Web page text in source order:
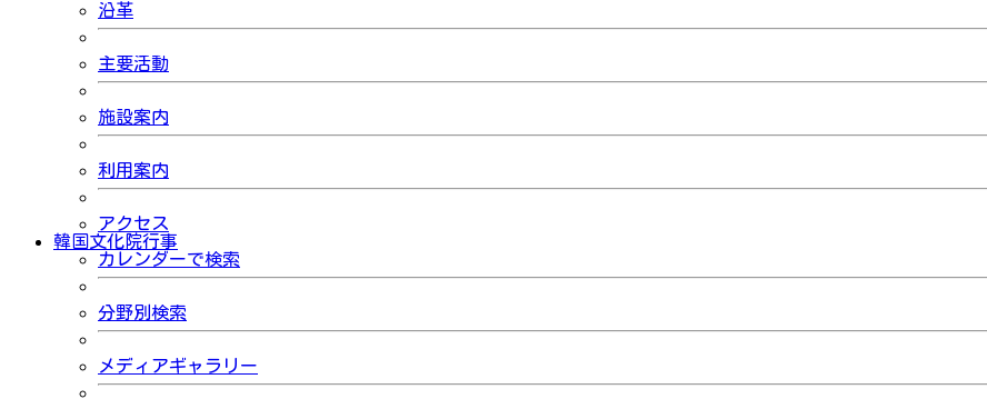
沿革
主要活動
施設案内
利用案内
アクセス
韓国文化院行事
カレンダーで検索
分野別検索
メディアギャラリー